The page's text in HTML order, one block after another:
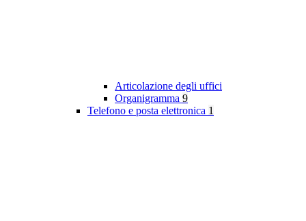
Articolazione degli uffici
Organigramma 9
Telefono e posta elettronica 1